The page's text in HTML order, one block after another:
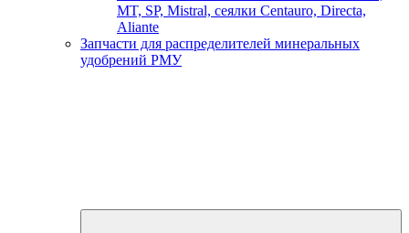
MT, SP, Mistral, сеялки Centauro, Directa,
Aliante
Запчасти для распределителей минеральных
удобрений РМУ